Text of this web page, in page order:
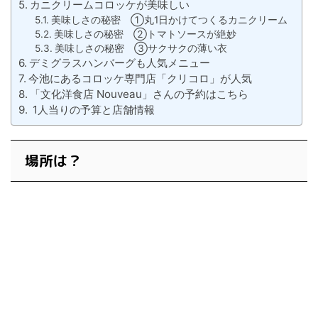
カニクリームコロッケが美味しい
美味しさの秘密 ①丸1日かけてつくるカニクリーム
美味しさの秘密 ②トマトソースが絶妙
美味しさの秘密 ③サクサクの薄い衣
デミグラスハンバーグも人気メニュー
今池にあるコロッケ専門店「クリコロ」が人気
「文化洋食店 Nouveau」さんの予約はこちら
1人当りの予算と店舗情報
場所は？